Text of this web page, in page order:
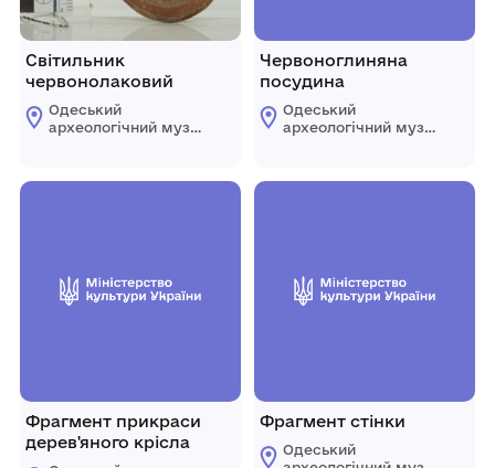
Світильник
червонолаковий
Одеський
археологічний музей
України
Фрагмент прикраси
дерев'яного крісла
Червоноглиняна
посудина
Одеський
археологічний музей
України
Фрагмент стінки
Одеський